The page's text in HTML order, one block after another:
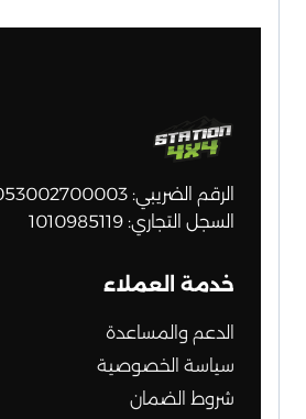
الرقم الضريبي: 300053002700003
السجل التجاري: 1010985119
خدمة العملاء
الدعم والمساعدة
سياسة الخصوصية
شروط الضمان